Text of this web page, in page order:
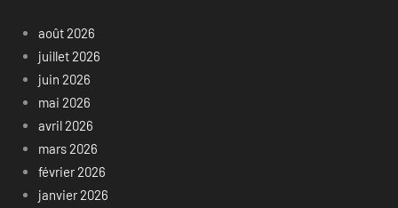
août 2026
juillet 2026
juin 2026
mai 2026
avril 2026
mars 2026
février 2026
janvier 2026